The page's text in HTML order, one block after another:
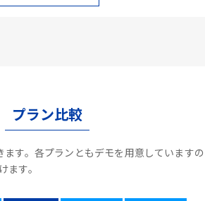
プラン比較
す。各プランともデモを用意していますの
ます。